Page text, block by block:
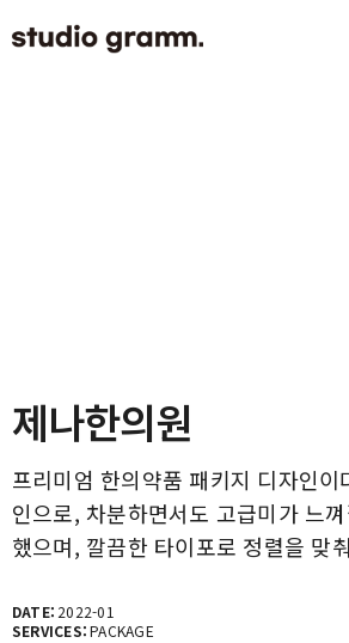
제나한의원
프리미엄 한의약품 패키지 디자인이
인으로, 차분하면서도 고급미가 느
했으며, 깔끔한 타이포로 정렬을 맞
DATE: 2022-01
SERVICES:PACKAGE